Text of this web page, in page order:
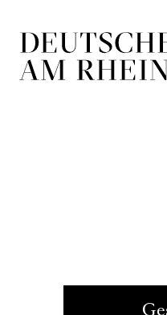
28
Feb
So 28 Feb